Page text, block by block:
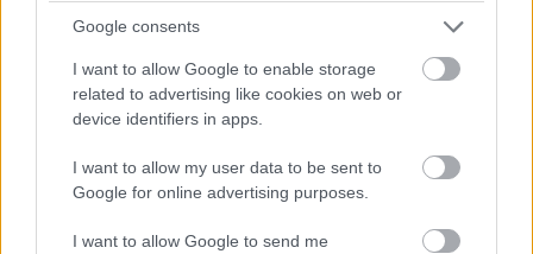
Google consents
I want to allow Google to enable storage
related to advertising like cookies on web or
device identifiers in apps.
I want to allow my user data to be sent to
Google for online advertising purposes.
I want to allow Google to send me
A francia versenyző a 2019-es idény végén három
futamon már szerepelt a monacói alakulat színeiben,
miután a KTM-től szezon közben elküldték. Ezután került a
de ekkor még nem a Pramachoz, hanem az
Avintia Esponsoramához. Ott egy pole pozícióig jutott,
amellyel övé lett a legtöbb rajtelsőség a királykategóriában